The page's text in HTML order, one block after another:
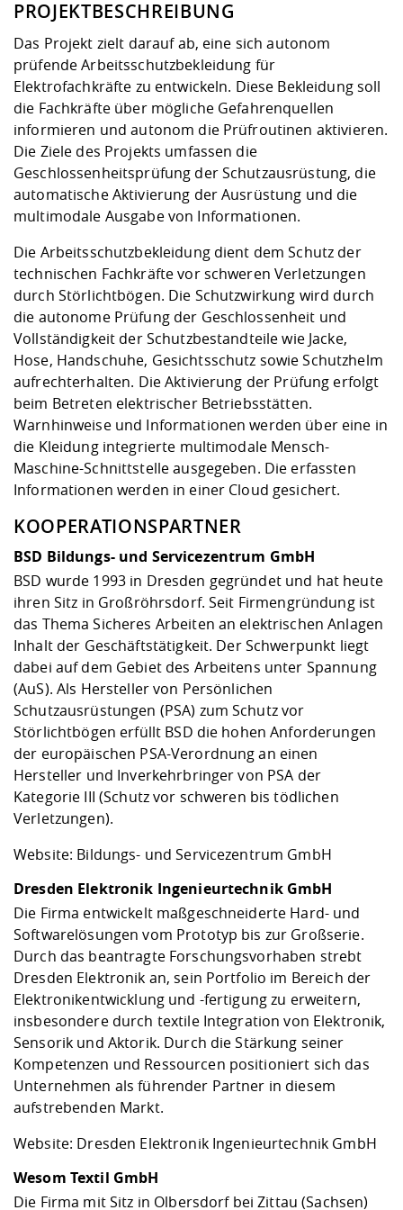
Vorbereitung
Checkliste zum
Studien- und
und Physik
Digitales Lernen
Fremdsprachen
Jobs, Praktika,
Studieren in
Studentenwerk
Angebote der
Arbeit
Career Service
Weiterbilden im
Formulare und
Internationale
Formulare und
FIS -
Prototyping und
Gründung und
Kontakt &
Klimaschutz &
Förderverein
Gremien und
Landbau/
Maschinenbau
Angebote für
Kontakt und Anfahrt
Qualitätssicherung
PROJEKTBESCHREIBUNG
Das Projekt zielt darauf ab, eine sich autonom
prüfende Arbeitsschutzbekleidung für
Elektrofachkräfte zu entwickeln. Diese Bekleidung soll
die Fachkräfte über mögliche Gefahrenquellen
informieren und autonom die Prüfroutinen aktivieren.
Die Ziele des Projekts umfassen die
Geschlossenheitsprüfung der Schutzausrüstung, die
automatische Aktivierung der Ausrüstung und die
multimodale Ausgabe von Informationen.
Die Arbeitsschutzbekleidung dient dem Schutz der
technischen Fachkräfte vor schweren Verletzungen
durch Störlichtbögen. Die Schutzwirkung wird durch
die autonome Prüfung der Geschlossenheit und
Vollständigkeit der Schutzbestandteile wie Jacke,
Hose, Handschuhe, Gesichtsschutz sowie Schutzhelm
aufrechterhalten. Die Aktivierung der Prüfung erfolgt
beim Betreten elektrischer Betriebsstätten.
Warnhinweise und Informationen werden über eine in
die Kleidung integrierte multimodale Mensch-
Maschine-Schnittstelle ausgegeben. Die erfassten
Informationen werden in einer Cloud gesichert.
KOOPERATIONSPARTNER
BSD Bildungs- und Servicezentrum GmbH
BSD wurde 1993 in Dresden gegründet und hat heute
ihren Sitz in Großröhrsdorf. Seit Firmengründung ist
das Thema Sicheres Arbeiten an elektrischen Anlagen
Inhalt der Geschäftstätigkeit. Der Schwerpunkt liegt
dabei auf dem Gebiet des Arbeitens unter Spannung
(AuS). Als Hersteller von Persönlichen
Schutzausrüstungen (PSA) zum Schutz vor
Störlichtbögen erfüllt BSD die hohen Anforderungen
der europäischen PSA-Verordnung an einen
Hersteller und Inverkehrbringer von PSA der
Kategorie III (Schutz vor schweren bis tödlichen
Verletzungen).
Website: Bildungs- und Servicezentrum GmbH
Dresden Elektronik Ingenieurtechnik GmbH
Die Firma entwickelt maßgeschneiderte Hard- und
Softwarelösungen vom Prototyp bis zur Großserie.
Durch das beantragte Forschungsvorhaben strebt
Dresden Elektronik an, sein Portfolio im Bereich der
Elektronikentwicklung und -fertigung zu erweitern,
insbesondere durch textile Integration von Elektronik,
Sensorik und Aktorik. Durch die Stärkung seiner
Kompetenzen und Ressourcen positioniert sich das
Unternehmen als führender Partner in diesem
aufstrebenden Markt.
Website: Dresden Elektronik Ingenieurtechnik GmbH
Wesom Textil GmbH
Die Firma mit Sitz in Olbersdorf bei Zittau (Sachsen)